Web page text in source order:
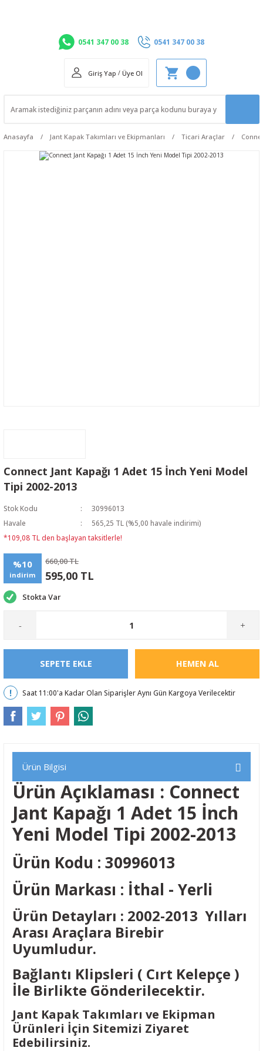
0541 347 00 38 0541 347 00 38
Giriş Yap / Üye Ol
Anasayfa Jant Kapak Takımları ve Ekipmanları Ticari Araçlar
Connect Jant Kapağı 1 Adet 15 İnch Yeni Model
Tipi 2002-2013
Stok Kodu
30996013
Havale
565,25 TL (%5,00 havale indirimi)
*109,08 TL den başlayan taksitlerle!
%10
indirim
660,00 TL
595,00 TL
Stokta Var
- +
SEPETE EKLE HEMEN AL
Saat 11:00'a Kadar Olan Siparişler Aynı Gün Kargoya Verilecektir
Ürün Bilgisi
Ürün Açıklaması : Connect
Jant Kapağı 1 Adet 15 İnch
Yeni Model Tipi 2002-2013
Ürün Kodu : 30996013
Ürün Markası : İthal - Yerli
Ürün Detayları : 2002-2013 Yılları
Arası Araçlara Birebir
Uyumludur.
Bağlantı Klipsleri ( Cırt Kelepçe )
İle Birlikte Gönderilecektir.
Jant Kapak Takımları ve Ekipman
Ürünleri İçin Sitemizi Ziyaret
Edebilirsiniz.